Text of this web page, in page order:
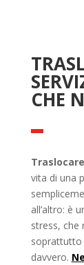
CHE
Traslocare
vita di una
all’altro: è
stress, che
soprattutto
davvero.